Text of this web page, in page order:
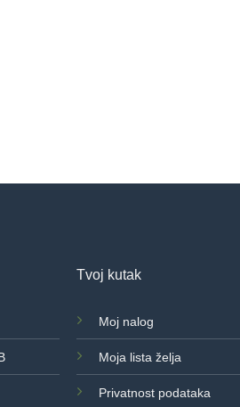
Tvoj kutak
Moj nalog
Moja lista želja
Privatnost podataka